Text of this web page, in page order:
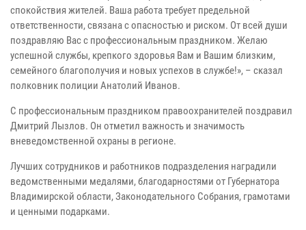
спокойствия жителей. Ваша работа требует предельной
ответственности, связана с опасностью и риском. От всей души
поздравляю Вас с профессиональным праздником. Желаю
успешной службы, крепкого здоровья Вам и Вашим близким,
семейного благополучия и новых успехов в службе!», – сказал
полковник полиции Анатолий Иванов.
С профессиональным праздником правоохранителей поздравил
Дмитрий Лызлов. Он отметил важность и значимость
вневедомственной охраны в регионе.
Лучших сотрудников и работников подразделения наградили
ведомственными медалями, благодарностями от Губернатора
Владимирской области, Законодательного Собрания, грамотами
и ценными подарками.